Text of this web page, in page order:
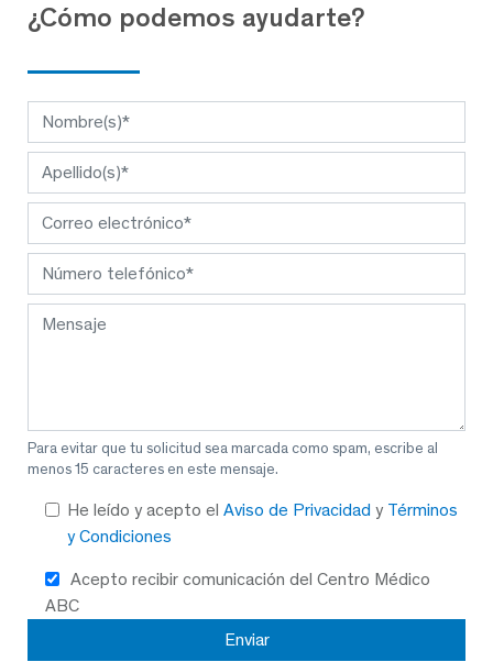
¿Cómo podemos ayudarte?
Para evitar que tu solicitud sea marcada como spam, escribe al
menos 15 caracteres en este mensaje.
He leído y acepto el Aviso de Privacidad y Términos
y Condiciones
Acepto recibir comunicación del Centro Médico
ABC